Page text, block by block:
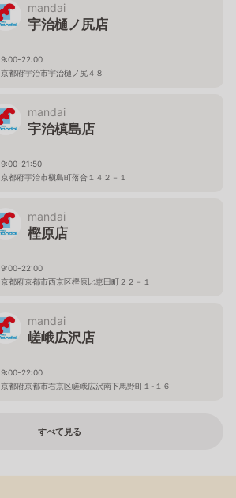
mandai
宇治樋ノ尻店
9:00-22:00
京都府宇治市宇治樋ノ尻４８
mandai
宇治槙島店
9:00-21:50
京都府宇治市槇島町落合１４２－１
mandai
樫原店
9:00-22:00
京都府京都市西京区樫原比恵田町２２－１
mandai
嵯峨広沢店
9:00-22:00
京都府京都市右京区嵯峨広沢南下馬野町１-１６
すべて見る